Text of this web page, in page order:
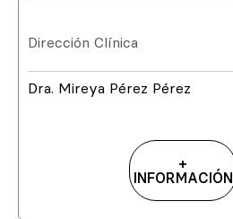
Dirección Clínica
Dra. Mireya Pérez Pérez
+
INFORMACIÓN